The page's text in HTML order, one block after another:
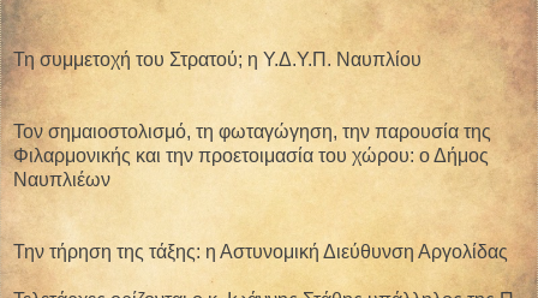
Τη συμμετοχή του Στρατού; η Υ.Δ.Υ.Π. Ναυπλίου
Τον σημαιοστολισμό, τη φωταγώγηση, την παρουσία της
Φιλαρμονικής και την προετοιμασία του χώρου: ο Δήμος
Ναυπλιέων
Την τήρηση της τάξης: η Αστυνομική Διεύθυνση Αργολίδας